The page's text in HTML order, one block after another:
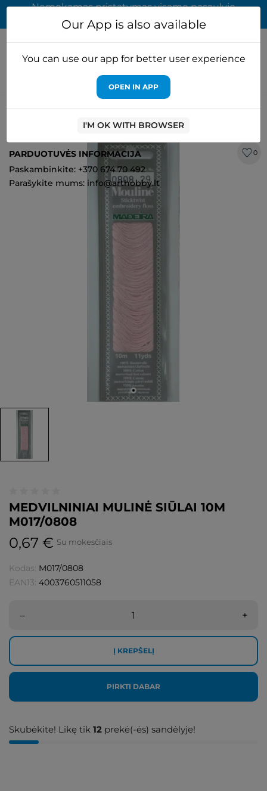
Nemokamas pristatymas visame pasaulyje
užsakymams virš 65 EUR
Pagrindinis Embroidery floss & beads Madeira
Medvilniniai
mulinė siūlai 10m M017/0808
0
MEDVILNINIAI MULINĖ SIŪLAI 10M
M017/0808
0,67 € Su mokesčiais
Kodas: M017/0808
EAN13: 4003760511058
– +
Į KREPŠELĮ
PIRKTI DABAR
Skubėkite! Likę tik 12 prekė(-ės) sandėlyje!
Our App is also available
You can use our app for better user experience
OPEN IN APP
I'M OK WITH BROWSER
PARDUOTUVĖS INFORMACIJA
Paskambinkite: +370 674 70 492
Parašykite mums: info@arthobby.lt